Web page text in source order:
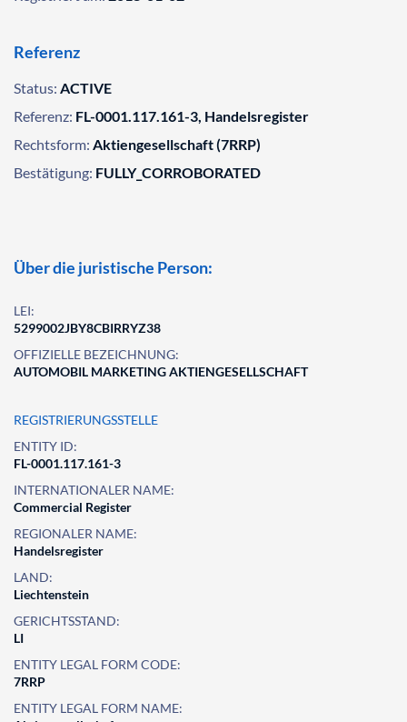
Referenz
Status: ACTIVE
Referenz: FL-0001.117.161-3, Handelsregister
Rechtsform: Aktiengesellschaft (7RRP)
Bestätigung: FULLY_CORROBORATED
Über die juristische Person:
LEI:
5299002JBY8CBIRRYZ38
OFFIZIELLE BEZEICHNUNG:
AUTOMOBIL MARKETING AKTIENGESELLSCHAFT
REGISTRIERUNGSSTELLE
ENTITY ID:
FL-0001.117.161-3
INTERNATIONALER NAME:
Commercial Register
REGIONALER NAME:
Handelsregister
LAND:
Liechtenstein
GERICHTSSTAND:
LI
ENTITY LEGAL FORM CODE:
7RRP
ENTITY LEGAL FORM NAME: